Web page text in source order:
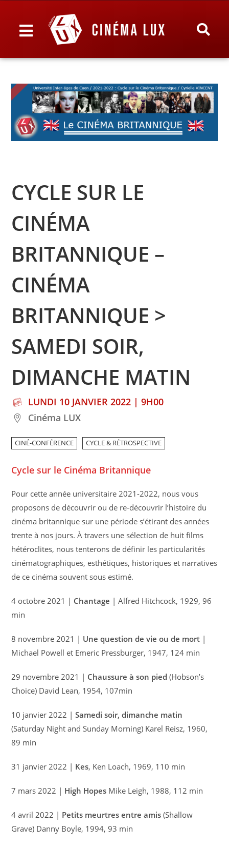
CYCLE SUR LE
CINÉMA
BRITANNIQUE –
CINÉMA
BRITANNIQUE >
SAMEDI SOIR,
DIMANCHE MATIN
LUNDI 10 JANVIER 2022 | 9H00
Cinéma LUX
CINÉ-CONFÉRENCE CYCLE & RÉTROSPECTIVE
Cycle sur le Cinéma Britannique
Pour cette année universitaire 2021-2022, nous vous
proposons de découvrir ou de re-découvrir l’histoire du
cinéma britannique sur une période s’étirant des années
trente à nos jours. À travers une sélection de huit films
hétéroclites, nous tenterons de définir les particularités
cinématographiques, esthétiques, historiques et narratives
de ce cinéma souvent sous estimé.
4 octobre 2021 | Chantage | Alfred Hitchcock, 1929, 96
min
8 novembre 2021 | Une question de vie ou de mort |
Michael Powell et Emeric Pressburger, 1947, 124 min
29 novembre 2021 | Chaussure à son pied (Hobson’s
Choice) David Lean, 1954, 107min
10 janvier 2022 |Samedi soir, dimanche matin
(Saturday Night and Sunday Morning) Karel Reisz, 1960,
89 min
31 janvier 2022 | Kes, Ken Loach, 1969, 110 min
7 mars 2022 | High Hopes Mike Leigh, 1988, 112 min
4 avril 2022 | Petits meurtres entre amis(Shallow
Grave) Danny Boyle, 1994, 93 min